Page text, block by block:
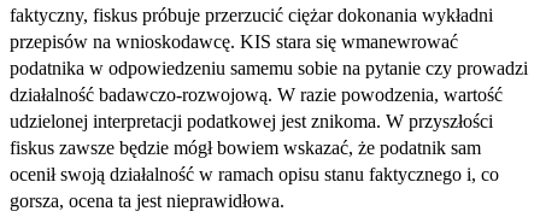
faktyczny, fiskus próbuje przerzucić ciężar dokonania wykładni
przepisów na wnioskodawcę. KIS stara się wmanewrować
podatnika w odpowiedzeniu samemu sobie na pytanie czy prowadzi
działalność badawczo‑rozwojową. W razie powodzenia, wartość
udzielonej interpretacji podatkowej jest znikoma. W przyszłości
fiskus zawsze będzie mógł bowiem wskazać, że podatnik sam
ocenił swoją działalność w ramach opisu stanu faktycznego i, co
gorsza, ocena ta jest nieprawidłowa.